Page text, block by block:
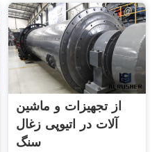
از تجهیزات و ماشین
آلات در اتیوپی زغال
سنگ